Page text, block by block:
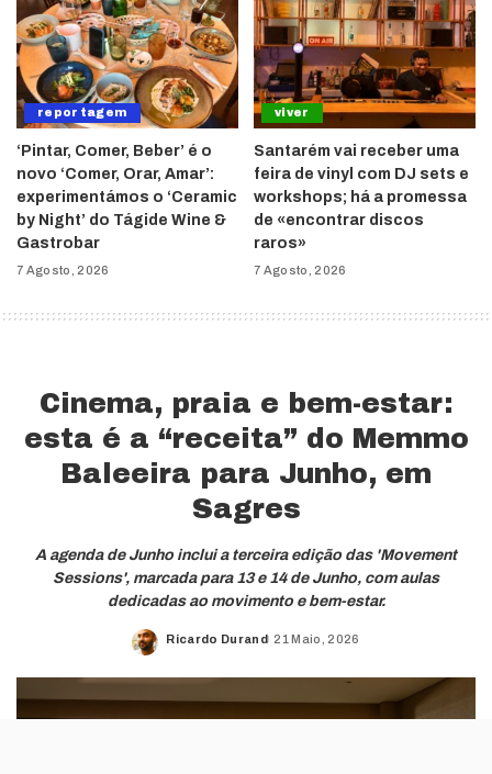
reportagem
‘Pintar, Comer, Beber’ é o
novo ‘Comer, Orar, Amar’:
experimentámos o ‘Ceramic
by Night’ do Tágide Wine &
Gastrobar
7 Agosto, 2026
viver
Santarém vai receber uma
feira de vinyl com DJ sets e
workshops; há a promessa
de «encontrar discos
raros»
7 Agosto, 2026
Cinema, praia e bem-estar:
esta é a “receita” do Memmo
Baleeira para Junho, em
Sagres
A agenda de Junho inclui a terceira edição das 'Movement
Sessions', marcada para 13 e 14 de Junho, com aulas
dedicadas ao movimento e bem-estar.
Posted
Ricardo Durand 21 Maio, 2026